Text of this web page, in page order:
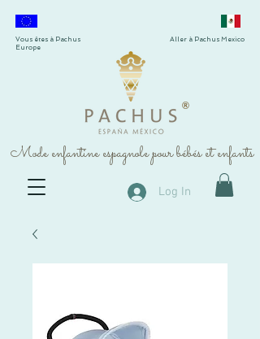
®
Mode enfantine espagnole pour bébés et enfants
Vous êtes à Pachus
Europe
Aller à Pachus Mexico
Log In